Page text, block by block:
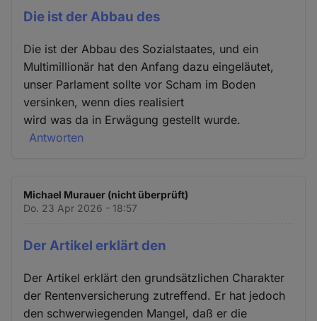
Die ist der Abbau des
Die ist der Abbau des Sozialstaates, und ein
Multimillionär hat den Anfang dazu eingeläutet,
unser Parlament sollte vor Scham im Boden
versinken, wenn dies realisiert
wird was da in Erwägung gestellt wurde.
Antworten
Michael Murauer (nicht überprüft)
Do. 23 Apr 2026 - 18:57
Der Artikel erklärt den
Der Artikel erklärt den grundsätzlichen Charakter
der Rentenversicherung zutreffend. Er hat jedoch
den schwerwiegenden Mangel, daß er die